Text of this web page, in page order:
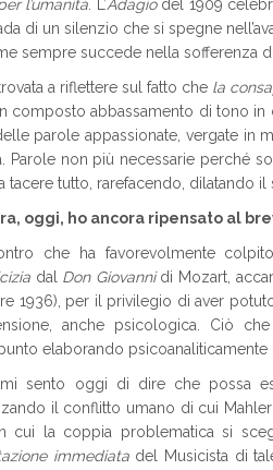
l’umanità . L’Adagiodel 1909
di un silenzio che si spegne
sempre succede nella sofferenza
a riflettere sul fatto che la
composto abbassamento di tono
parole appassionate, vergate in
Parole non più necessarie perché
tacere tutto, rarefacendo, dilatando
oggi, ho ancora ripensato al
che ha favorevolmente
dal Don Giovannidi Mozart,
1936), per il privilegio di aver
anche psicologica. Ciò
elaborando psicoanaliticamente
sento oggi di dire che possa
il conflitto umano di cui
cui la coppia problematica si
immediatadel Musicista di